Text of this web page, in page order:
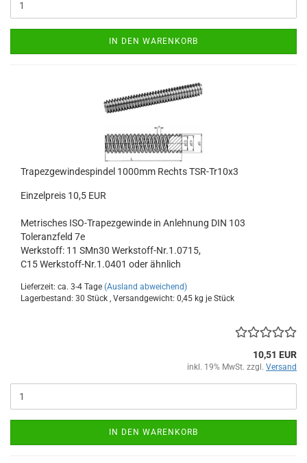
IN DEN WARENKORB
Trapezgewindespindel 1000mm Rechts TSR-Tr10x3
Einzelpreis 10,5 EUR
Metrisches ISO-Trapezgewinde in Anlehnung DIN 103
Toleranzfeld 7e
Werkstoff: 11 SMn30 Werkstoff-Nr.1.0715,
C15 Werkstoff-Nr.1.0401 oder ähnlich
Lieferzeit: ca. 3-4 Tage (Ausland abweichend)
Lagerbestand: 30 Stück , Versandgewicht: 0,45 kg je Stück
10,51 EUR
inkl. 19% MwSt. zzgl. Versand
IN DEN WARENKORB